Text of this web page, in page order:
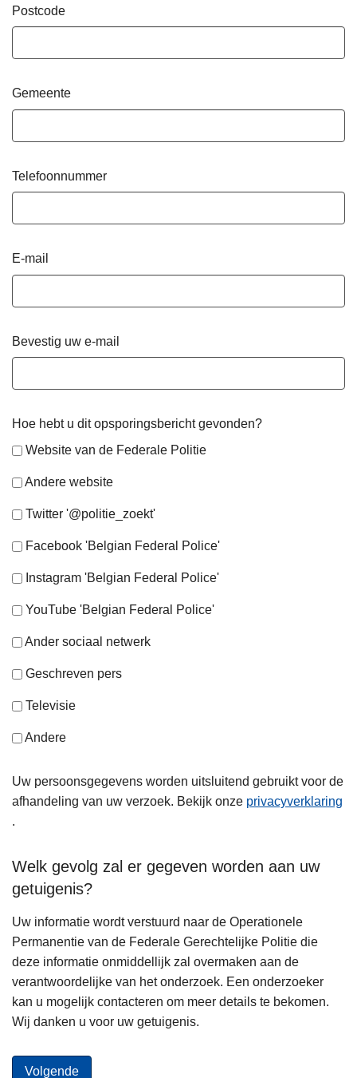
Postcode
Gemeente
Telefoonnummer
E-mail
Bevestig uw e-mail
Hoe hebt u dit opsporingsbericht gevonden?
Website van de Federale Politie
Andere website
Twitter '@politie_zoekt'
Facebook 'Belgian Federal Police'
Instagram 'Belgian Federal Police'
YouTube 'Belgian Federal Police'
Ander sociaal netwerk
Geschreven pers
Televisie
Andere
Uw persoonsgegevens worden uitsluitend gebruikt voor de
afhandeling van uw verzoek. Bekijk onze privacyverklaring
.
Welk gevolg zal er gegeven worden aan uw
getuigenis?
Uw informatie wordt verstuurd naar de Operationele
Permanentie van de Federale Gerechtelijke Politie die
deze informatie onmiddellijk zal overmaken aan de
verantwoordelijke van het onderzoek. Een onderzoeker
kan u mogelijk contacteren om meer details te bekomen.
Wij danken u voor uw getuigenis.